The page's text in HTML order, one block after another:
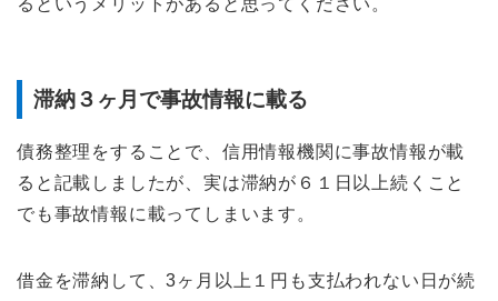
滞納３ヶ月で事故情報に載る
債務整理をすることで、信用情報機関に事故情報が載
ると記載しましたが、実は滞納が６１日以上続くこと
でも事故情報に載ってしまいます。
借金を滞納して、3ヶ月以上１円も支払われない日が続